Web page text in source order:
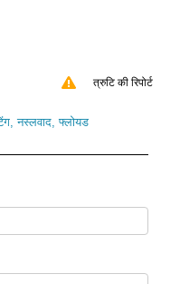
त्रुटि की रिपोर्ट
नस्लवाद, फ्लोयड